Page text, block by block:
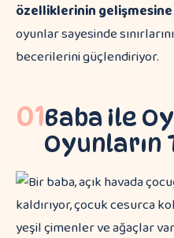
özelliklerinin gelişmesine
oyunlar sayesinde
becerilerini güçlendiriyor.
01Baba ile
Oyunların